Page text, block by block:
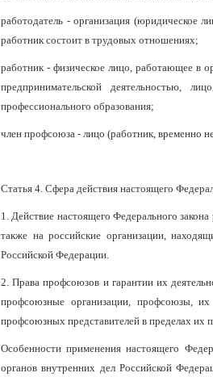
работодатель - организация (юридическое
работник состоит в трудовых отношениях;
работник - физическое лицо, работающее в
предпринимательской деятельностью,
профессионального образования;
член профсоюза - лицо (работник, временно
Статья 4. Сфера действия настоящего
1. Действие настоящего Федерального
также на российские организации,
Российской Федерации.
2. Права профсоюзов и гарантии их
профсоюзные организации, профсоюзы,
профсоюзных представителей в пределах их
Особенности применения настоящего
органов внутренних дел Российской